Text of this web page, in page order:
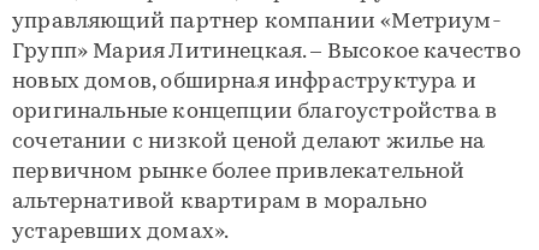
управляющий партнер компании «Метриум-
Групп» Мария Литинецкая. – Высокое качество
новых домов, обширная инфраструктура и
оригинальные концепции благоустройства в
сочетании с низкой ценой делают жилье на
первичном рынке более привлекательной
альтернативой квартирам в морально
устаревших домах».